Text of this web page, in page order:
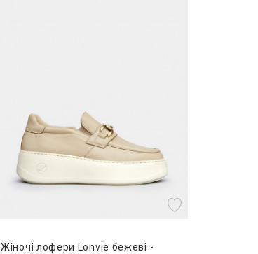
Жіночі лофери Lonvie бежеві -